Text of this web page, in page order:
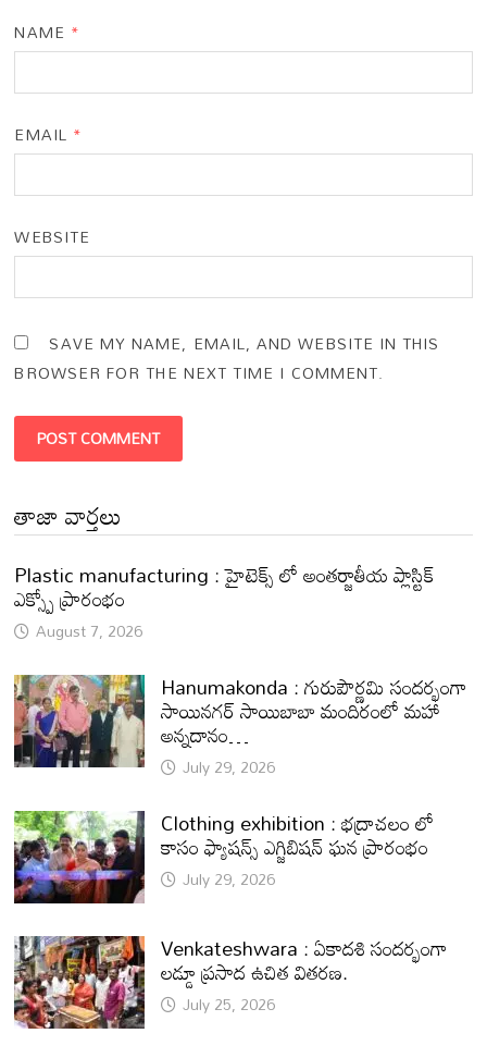
NAME *
EMAIL *
WEBSITE
SAVE MY NAME, EMAIL, AND WEBSITE IN THIS
BROWSER FOR THE NEXT TIME I COMMENT.
తాజా వార్తలు
Plastic manufacturing : హైటెక్స్ లో అంతర్జాతీయ ప్లాస్టిక్
ఎక్స్పో ప్రారంభం
August 7, 2026
Hanumakonda : గురుపౌర్ణమి సందర్భంగా
సాయినగర్‌ సాయిబాబా మందిరంలో మహా
అన్నదానం…
July 29, 2026
Clothing exhibition : భద్రాచలం లో
కాసం ఫ్యాషన్స్ ఎగ్జిబిషన్ ఘన ప్రారంభం
July 29, 2026
Venkateshwara : ఏకాదశి సందర్భంగా
లడ్డూ ప్రసాద ఉచిత వితరణ.
July 25, 2026